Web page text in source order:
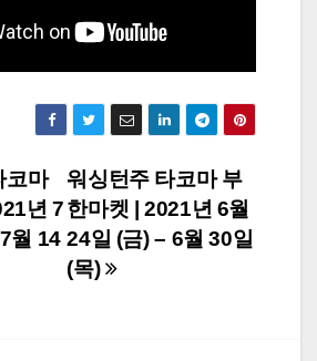
워싱턴주 타코마 부
한마켓 | 2021년 6월
24일 (금) – 6월 30일
(목)
코마
년 7
월 14